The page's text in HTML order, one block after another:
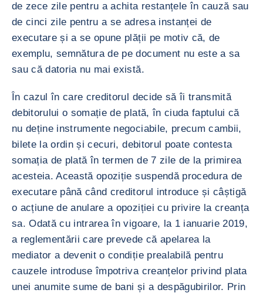
de zece zile pentru a achita restanțele în cauză sau
de cinci zile pentru a se adresa instanței de
executare și a se opune plății pe motiv că, de
exemplu, semnătura de pe document nu este a sa
sau că datoria nu mai există.
În cazul în care creditorul decide să îi transmită
debitorului o somație de plată, în ciuda faptului că
nu deține instrumente negociabile, precum cambii,
bilete la ordin și cecuri, debitorul poate contesta
somația de plată în termen de 7 zile de la primirea
acesteia. Această opoziție suspendă procedura de
executare până când creditorul introduce și câștigă
o acțiune de anulare a opoziției cu privire la creanța
sa. Odată cu intrarea în vigoare, la 1 ianuarie 2019,
a reglementării care prevede că apelarea la
mediator a devenit o condiție prealabilă pentru
cauzele introduse împotriva creanțelor privind plata
unei anumite sume de bani și a despăgubirilor. Prin